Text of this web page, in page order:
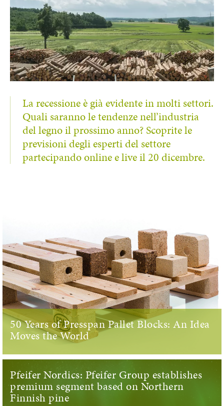
La recessione è già evidente in molti settori.
Quali saranno le tendenze nell’industria
del legno il prossimo anno? Scoprite le
previsioni degli esperti del settore
partecipando online e live il 20 dicembre.
50 Years of Presspan Pallet Blocks: An Idea
Moves the World
Pfeifer Nordics: Pfeifer Group establishes
premium segment based on Northern
Finnish pine